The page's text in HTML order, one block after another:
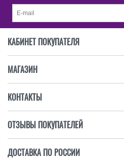
КАБИНЕТ ПОКУПАТЕЛЯ
МАГАЗИН
КОНТАКТЫ
ОТЗЫВЫ ПОКУПАТЕЛЕЙ
ДОСТАВКА ПО РОССИИ